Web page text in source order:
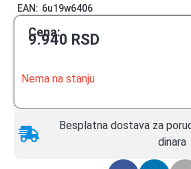
EAN: 6u19w6406
Cena:
9.940 RSD
Nema na stanju
Besplatna dostava za
dinara